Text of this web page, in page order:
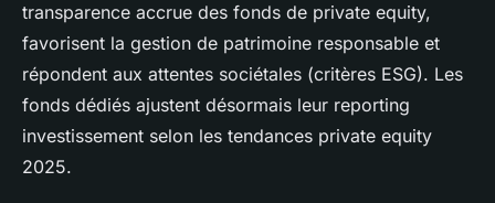
transparence accrue des fonds de private equity,
favorisent la gestion de patrimoine responsable et
répondent aux attentes sociétales (critères ESG). Les
fonds dédiés ajustent désormais leur reporting
investissement selon les tendances private equity
2025.